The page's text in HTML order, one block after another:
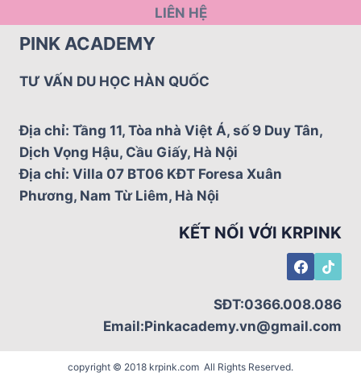
QUAN
TRỌNG
HÀNH
HỌC
LIÊN HỆ
PINK ACADEMY
TƯ VẤN DU HỌC HÀN QUỐC
Địa chỉ: Tầng 11, Tòa nhà Việt Á, số 9 Duy Tân,
Dịch Vọng Hậu, Cầu Giấy, Hà Nội
Địa chỉ: Villa 07 BT06 KĐT Foresa Xuân
Phương, Nam Từ Liêm, Hà Nội
KẾT NỐI VỚI KRPINK
SĐT:0366.008.086
Email:Pinkacademy.vn@gmail.com
copyright © 2018 krpink.com All Rights Reserved.